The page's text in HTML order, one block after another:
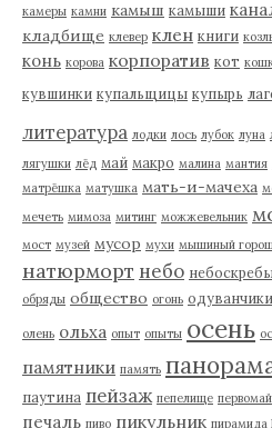
камеры камни камыш камыши
кладбище клевер клен книги
конь корова корпоратив кот
кувшинки купальщицы купырь
литература лодки лось лубок луна
лягушки лёд май макро малина мантия
матрёшка матушка мать-и-мачеха
мечеть мимоза митинг можжевельник
мост музей мусор мухи мышиный
натюрморт небо
обряды общество огонь одуванчики
олень ольха опыт опыты осень
памятники память
паутина пейзаж пепелище первомай
печаль пиво пикульник пирамида